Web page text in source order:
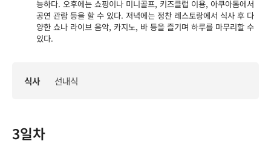
능하다. 오후에는 쇼핑이나 미니골프, 키즈클럽 이용, 아쿠아돔에서
공연 관람 등을 할 수 있다. 저녁에는 정찬 레스토랑에서 식사 후 다
양한 쇼나 라이브 음악, 카지노, 바 등을 즐기며 하루를 마무리할 수
있다.
식사 선내식
3일차